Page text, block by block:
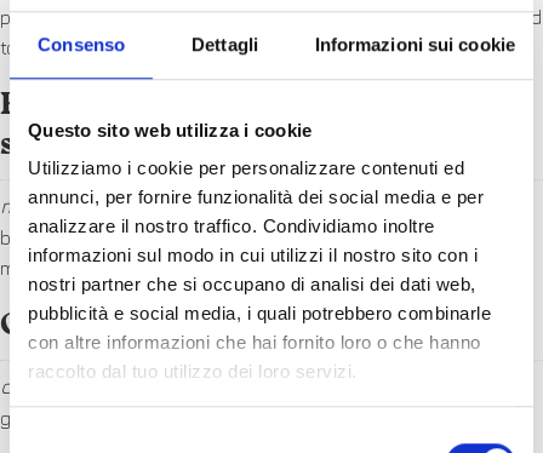
Consenso Dettagli Informazioni sui cookie
Questo sito web utilizza i cookie
Utilizziamo i cookie per personalizzare contenuti ed
annunci, per fornire funzionalità dei social media e per
analizzare il nostro traffico. Condividiamo inoltre
informazioni sul modo in cui utilizzi il nostro sito con i
nostri partner che si occupano di analisi dei dati web,
pubblicità e social media, i quali potrebbero combinarle
con altre informazioni che hai fornito loro o che hanno
raccolto dal tuo utilizzo dei loro servizi.
purple cabbage and smoked salmon with berries dressing and
toasted walnuts
Riso basmati con verdurine saltate,
sovracoscia di pollo +1,5€
maio agli agrumi e salsa teriyaki3, 6, 7
basmati rice with sautéed vegetables, chicken thigh, citrus
mayo and teriyaki sauce
Gazpacho
con stracciatella di burrata e crostini agli aromi
gazpacho with burrata stracciatella and seasoned croutons